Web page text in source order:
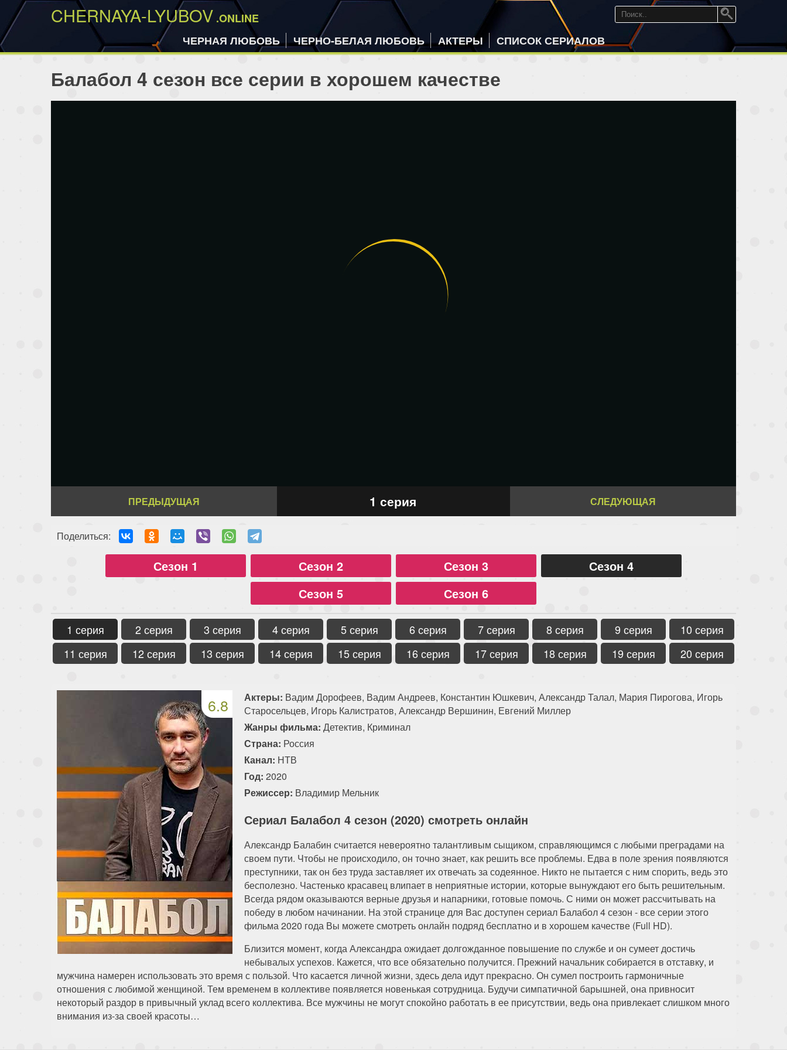
CHERNAYA-LYUBOV .ONLINE
ЧЕРНАЯ ЛЮБОВЬ
ЧЕРНО-БЕЛАЯ ЛЮБОВЬ АКТЕРЫ СПИСОК СЕРИАЛОВ
Балабол 4 сезон все серии в хорошем качестве
ПРЕДЫДУЩАЯ 1 серия СЛЕДУЮЩАЯ
Поделиться:
Сезон 1 Сезон 2 Сезон 3
Сезон 4
Сезон 5
Сезон 6
1 серия 2 серия 3 серия 4 серия 5 серия 6 серия 7 серия 8 серия 9 серия
10 серия
11 серия
12 серия 13 серия 14 серия 15 серия 16 серия 17 серия 18 серия 19 серия 20 серия
6.8 Актеры: Вадим Дорофеев, Вадим Андреев, Константин Юшкевич, Александр Талал, Мария Пирогова, Игорь
Старосельцев, Игорь Калистратов, Александр Вершинин, Евгений Миллер
Жанры фильма: Детектив, Криминал
Страна: Россия
Канал: НТВ
Год: 2020
Режиссер: Владимир Мельник
Сериал Балабол 4 сезон (2020) смотреть онлайн
Александр Балабин считается невероятно талантливым сыщиком, справляющимся с любыми преградами на
своем пути. Чтобы не происходило, он точно знает, как решить все проблемы. Едва в поле зрения появляются
преступники, так он без труда заставляет их отвечать за содеянное. Никто не пытается с ним спорить, ведь это
бесполезно. Частенько красавец влипает в неприятные истории, которые вынуждают его быть решительным.
Всегда рядом оказываются верные друзья и напарники, готовые помочь. С ними он может рассчитывать на
победу в любом начинании. На этой странице для Вас доступен сериал Балабол 4 сезон - все серии этого
фильма 2020 года Вы можете смотреть онлайн подряд бесплатно и в хорошем качестве (Full HD).
Близится момент, когда Александра ожидает долгожданное повышение по службе и он сумеет достичь
небывалых успехов. Кажется, что все обязательно получится. Прежний начальник собирается в отставку, и
мужчина намерен использовать это время с пользой. Что касается личной жизни, здесь дела идут прекрасно. Он сумел построить гармоничные
отношения с любимой женщиной. Тем временем в коллективе появляется новенькая сотрудница. Будучи симпатичной барышней, она привносит
некоторый раздор в привычный уклад всего коллектива. Все мужчины не могут спокойно работать в ее присутствии, ведь она привлекает слишком много
внимания из-за своей красоты…